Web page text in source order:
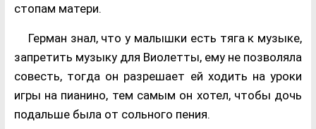
стопам матери.
Герман знал, что у малышки есть тяга к музыке,
запретить музыку для Виолетты, ему не позволяла
совесть, тогда он разрешает ей ходить на уроки
игры на пианино, тем самым он хотел, чтобы дочь
подальше была от сольного пения.